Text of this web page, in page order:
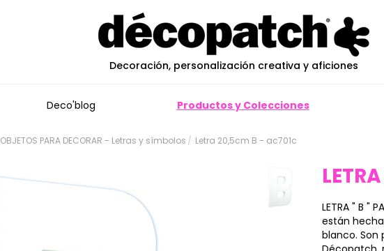
Decoración, personalización creativa y aficiones
Deco'blog Productos y Colecciones
OBJETOS PARA DECORAR - Letras y símbolos Letra 20,5cm B - ac701c
LETRA " B "
están
blanco. Son